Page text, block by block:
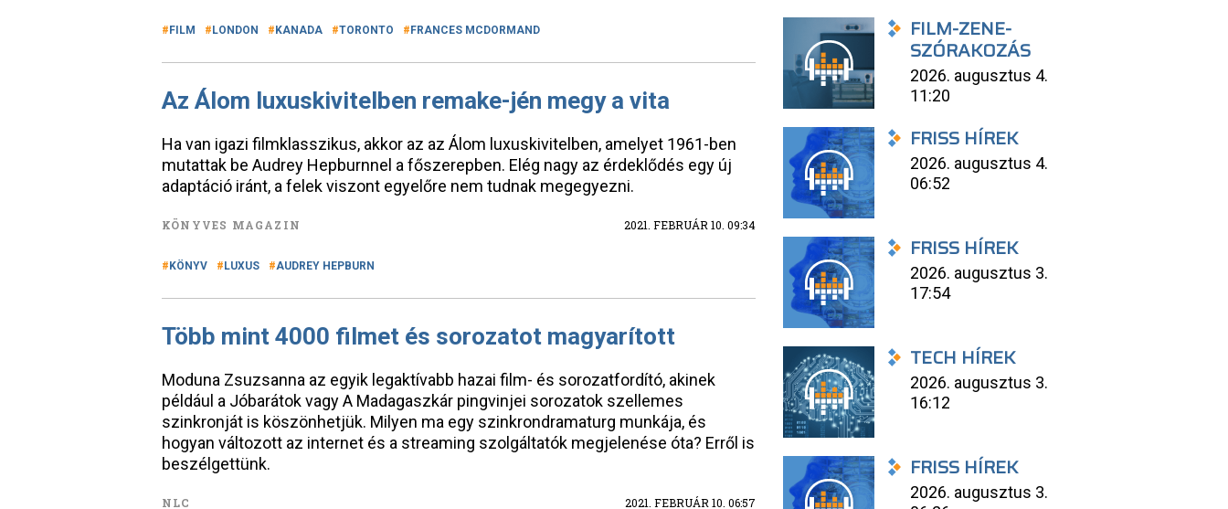
FILM LONDON KANADA TORONTO FRANCES MCDORMAND
Az Álom luxuskivitelben remake-jén megy a vita
Ha van igazi filmklasszikus, akkor az az Álom luxuskivitelben, amelyet 1961-ben
mutattak be Audrey Hepburnnel a főszerepben. Elég nagy az érdeklődés egy új
adaptáció iránt, a felek viszont egyelőre nem tudnak megegyezni.
KÖNYVES MAGAZIN 2021. FEBRUÁR 10. 09:34
KÖNYV LUXUS AUDREY HEPBURN
Több mint 4000 filmet és sorozatot magyarított
Moduna Zsuzsanna az egyik legaktívabb hazai film- és sorozatfordító, akinek
például a Jóbarátok vagy A Madagaszkár pingvinjei sorozatok szellemes
szinkronját is köszönhetjük. Milyen ma egy szinkrondramaturg munkája, és
hogyan változott az internet és a streaming szolgáltatók megjelenése óta? Erről is
beszélgettünk.
NLC 2021. FEBRUÁR 10. 06:57
FILM-ZENE-
SZÓRAKOZÁS
2026. augusztus 4.
11:20
FRISS HÍREK
2026. augusztus 4.
06:52
FRISS HÍREK
2026. augusztus 3.
17:54
TECH HÍREK
2026. augusztus 3.
16:12
FRISS HÍREK
2026. augusztus 3.